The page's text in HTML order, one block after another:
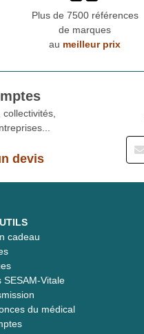
Plus de 7500 références
de marques
au meilleur prix
devis
cadeau
SESAM-Vitale
du médical